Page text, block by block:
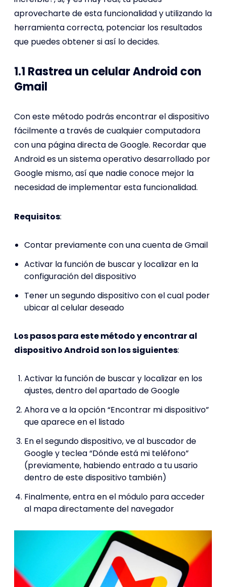
aprovecharte de esta funcionalidad y utilizando la
herramienta correcta, potenciar los resultados
que puedes obtener si así lo decides.
1.1 Rastrea un celular Android con
Gmail
Con este método podrás encontrar el dispositivo
fácilmente a través de cualquier computadora
con una página directa de Google. Recordar que
Android es un sistema operativo desarrollado por
Google mismo, así que nadie conoce mejor la
necesidad de implementar esta funcionalidad.
Requisitos:
Contar previamente con una cuenta de Gmail
Activar la función de buscar y localizar en la
configuración del dispositivo
Tener un segundo dispositivo con el cual poder
ubicar al celular deseado
Los pasos para este método y encontrar al
dispositivo Android son los siguientes:
Activar la función de buscar y localizar en los
ajustes, dentro del apartado de Google
Ahora ve a la opción “Encontrar mi dispositivo”
que aparece en el listado
En el segundo dispositivo, ve al buscador de
Google y teclea “Dónde está mi teléfono”
(previamente, habiendo entrado a tu usario
dentro de este dispositivo también)
Finalmente, entra en el módulo para acceder
al mapa directamente del navegador